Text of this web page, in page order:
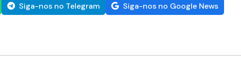
Siga-nos no Telegram Siga-nos no Google News